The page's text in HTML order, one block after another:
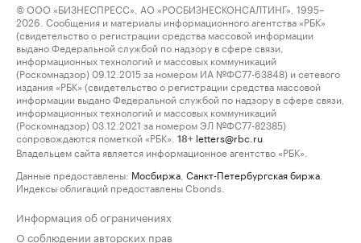
© ООО «БИЗНЕСПРЕСС», АО «РОСБИЗНЕСКОНСАЛТИНГ», 1995–
2026. Сообщения и материалы информационного агентства «РБК»
(свидетельство о регистрации средства массовой информации
выдано Федеральной службой по надзору в сфере связи,
информационных технологий и массовых коммуникаций
(Роскомнадзор) 09.12.2015 за номером ИА №ФС77-63848) и сетевого
издания «РБК» (свидетельство о регистрации средства массовой
информации выдано Федеральной службой по надзору в сфере связи,
информационных технологий и массовых коммуникаций
(Роскомнадзор) 03.12.2021 за номером ЭЛ №ФС77-82385)
сопровождаются пометкой «РБК».
18+ letters@rbc.ru
Владельцем сайта является информационное агентство «РБК».
Данные предоставлены: Мосбиржа Санкт-Петербургская биржа
Индексы облигаций предоставлены Cbonds.
Информация об ограничениях
О соблюдении авторских прав